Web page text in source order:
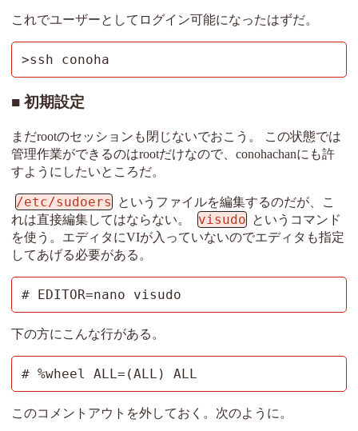
これでユーザーとしてログイン可能になったはずだ。
>ssh conoha
初期設定
まだrootのセッションも閉じないでおこう。 この状態では
管理作業ができるのはrootだけなので、conohachanにも許
すようにしたいところだ。
/etc/sudoers というファイルを編集するのだが、こ
れは直接編集してはならない。
visudo というコマンド
を使う。エディタにVIが入っていないのでエディタも指定
してあげる必要がある。
# EDITOR=nano visudo
下の方にこんな行がある。
# %wheel ALL=(ALL) ALL
このコメントアウトを外しておく。次のように。